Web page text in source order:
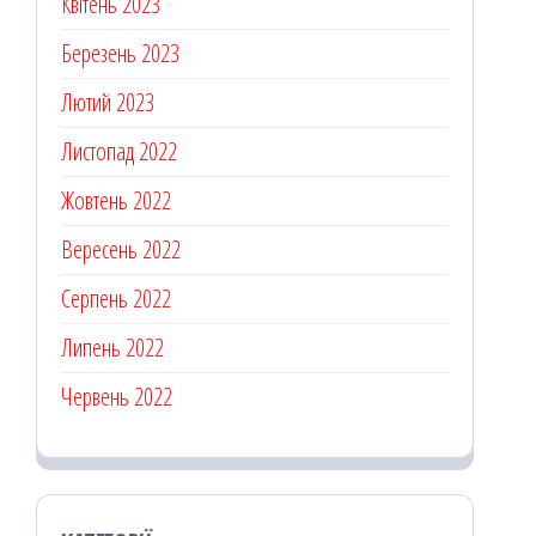
Березень 2023
Лютий 2023
Листопад 2022
Жовтень 2022
Вересень 2022
Серпень 2022
Липень 2022
Червень 2022